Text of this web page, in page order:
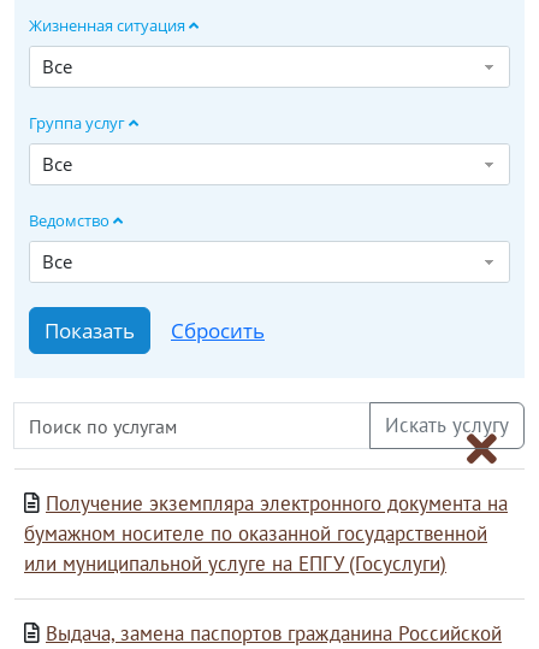
Жизненная ситуация
Все
Группа услуг
Все
Ведомство
Все
Получение экземпляра электронного документа на
бумажном носителе по оказанной государственной
или муниципальной услуге на ЕПГУ (Госуслуги)
Выдача, замена паспортов гражданина Российской